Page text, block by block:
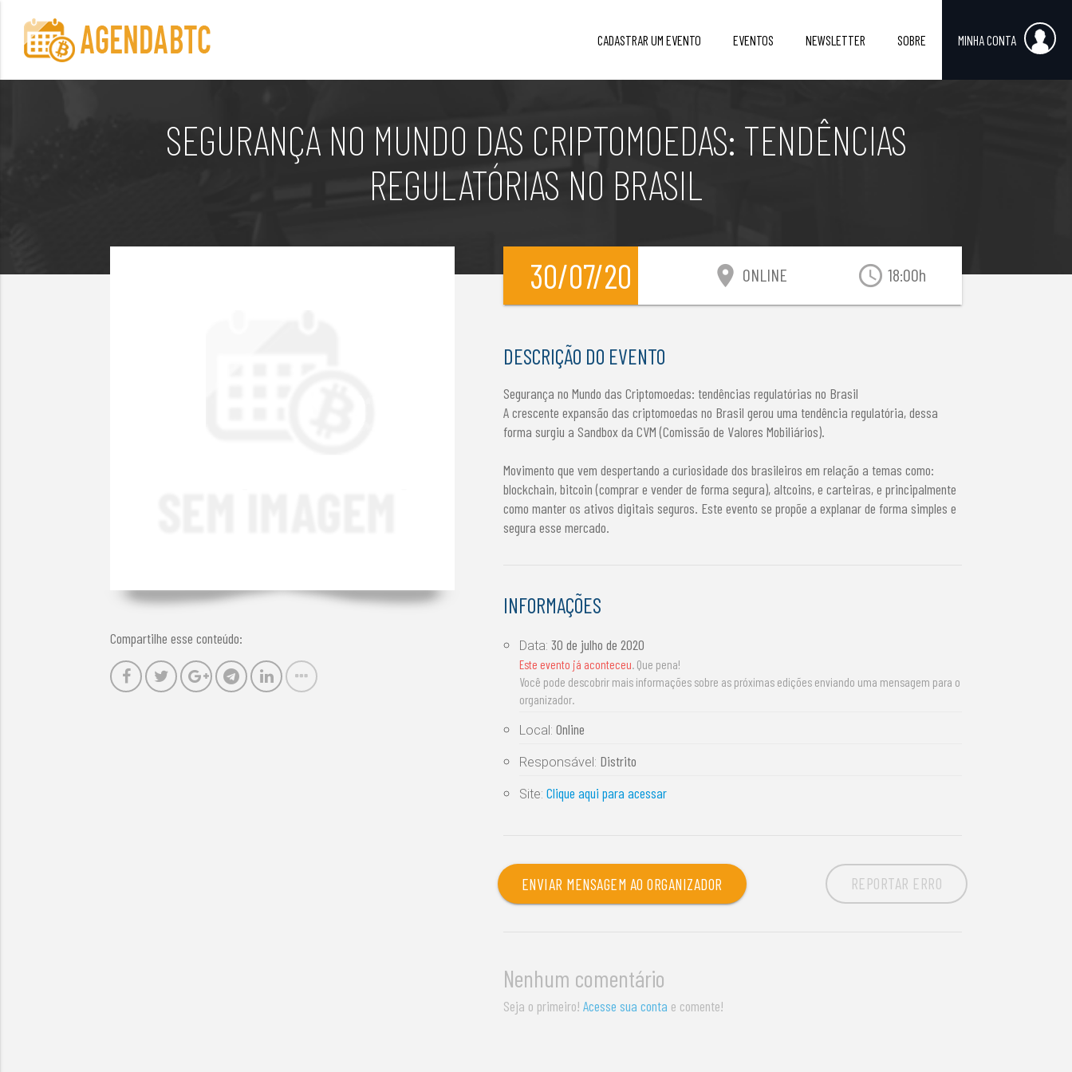
CADASTRAR UM EVENTO EVENTOS NEWSLETTER SOBRE MINHA CONTA
SEGURANÇA NO MUNDO DAS CRIPTOMOEDAS: TENDÊNCIAS
REGULATÓRIAS NO BRASIL
Compartilhe esse conteúdo:
30/07/20 access_time 18:00h
location_on ONLINE
DESCRIÇÃO DO EVENTO
Segurança no Mundo das Criptomoedas: tendências regulatórias no Brasil
A crescente expansão das criptomoedas no Brasil gerou uma tendência regulatória, dessa
forma surgiu a Sandbox da CVM (Comissão de Valores Mobiliários).
Movimento que vem despertando a curiosidade dos brasileiros em relação a temas como:
blockchain, bitcoin (comprar e vender de forma segura), altcoins, e carteiras, e principalmente
como manter os ativos digitais seguros. Este evento se propõe a explanar de forma simples e
segura esse mercado.
INFORMAÇÕES
Data:30 de julho de 2020
Este evento já aconteceu. Que pena!
Você pode descobrir mais informações sobre as próximas edições enviando uma mensagem para o
organizador.
Local:Online
Responsável: Distrito
Site:Clique aqui para acessar
ENVIAR MENSAGEM AO ORGANIZADOR REPORTAR ERRO
Nenhum comentário
Seja o primeiro!Acesse sua conta e comente!